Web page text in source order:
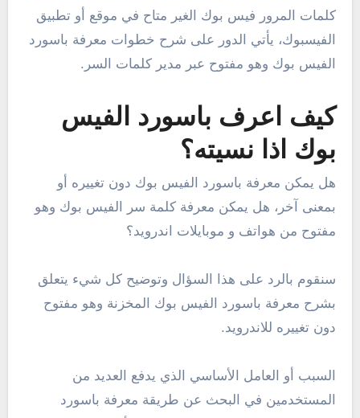
كلمات المرور فيس بوك الغير متاح في موقع أو تطبيق
الفيسبوك، يأتي الدور على شرح خطوات معرفة باسورد
الفيس بوك وهو مفتوح عبر مدير كلمات السر.
كيف اعرف باسورد الفيس
بوك اذا نسيته؟
هل يمكن معرفة باسورد الفيس بوك دون تغييره أو
بمعنى آخر، هل يمكن معرفة كلمة سر الفيس بوك وهو
مفتوح من هواتف و موبايلات اندرويد؟
سنقوم بالرد على هذا السؤال وتوضيح كل شيء يتعلق
بشرح معرفة باسورد الفيس بوك المخزنة وهو مفتوح
دون تغييره للاندرويد.
السبب أو العامل الأساسي الذي يدفع العديد من
المستخدمين في البحث عن طريقة معرفة باسورد